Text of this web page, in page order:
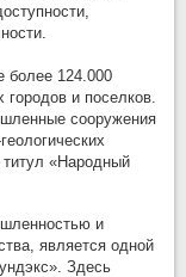
более 124.000
городов и поселков.
сооружения
«Народный
и
является одной
Здесь